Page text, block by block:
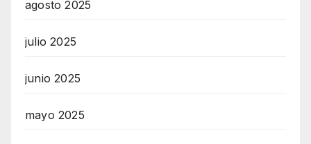
agosto 2025
julio 2025
junio 2025
mayo 2025